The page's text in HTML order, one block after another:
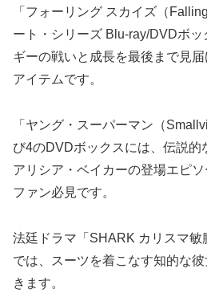
「フォーリング スカイズ（
ート・シリーズ Blu-ray/DVDボ
ギーの戦いと成長を最後まで見
アイテムです。
「ヤング・スーパーマン（
び4のDVDボックスには、伝説的
アリシア・ベイカーの登場エピソ
ファン必見です。
法廷ドラマ「SHARK カリスマ
では、スーツを着こなす知的な
きます。